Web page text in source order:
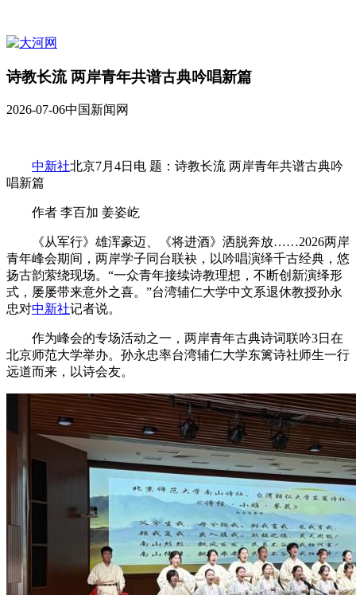
诗教长流 两岸青年共谱古典吟唱新篇
2026-07-06中国新闻网
中新社北京7月4日电 题：诗教长流 两岸青年共谱古典吟
唱新篇
作者 李百加 姜姿屹
《从军行》雄浑豪迈、《将进酒》洒脱奔放……2026两岸
青年峰会期间，两岸学子同台联袂，以吟唱演绎千古经典，悠
扬古韵萦绕现场。“一众青年接续诗教理想，不断创新演绎形
式，屡屡带来意外之喜。”台湾辅仁大学中文系退休教授孙永
忠对中新社记者说。
作为峰会的专场活动之一，两岸青年古典诗词联吟3日在
北京师范大学举办。孙永忠率台湾辅仁大学东篱诗社师生一行
远道而来，以诗会友。